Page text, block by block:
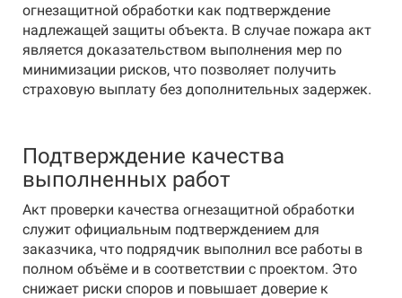
огнезащитной обработки как подтверждение
надлежащей защиты объекта. В случае пожара акт
является доказательством выполнения мер по
минимизации рисков, что позволяет получить
страховую выплату без дополнительных задержек.
Подтверждение качества
выполненных работ
Акт проверки качества огнезащитной обработки
служит официальным подтверждением для
заказчика, что подрядчик выполнил все работы в
полном объёме и в соответствии с проектом. Это
снижает риски споров и повышает доверие к